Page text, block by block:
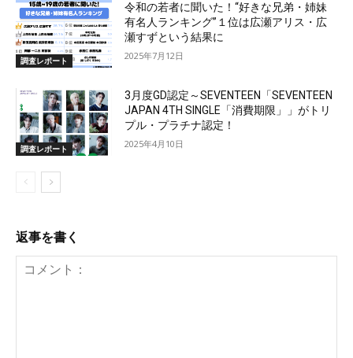
調査レポート
令和の若者に聞いた！“好きな兄弟・姉妹
有名人ランキング”１位は広瀬アリス・広
瀬すずという結果に
2025年7月12日
調査レポート
3月度GD認定～SEVENTEEN「SEVENTEEN
JAPAN 4TH SINGLE「消費期限」」がトリ
プル・プラチナ認定！
2025年4月10日
返事を書く